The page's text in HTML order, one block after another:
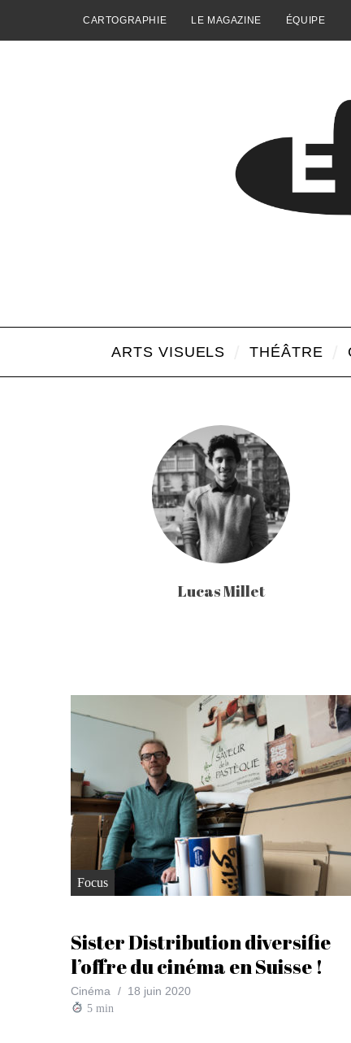
CARTOGRAPHIE LE MAGAZINE ÉQUIPE
ARTS VISUELS THÉÂTRE
Lucas Millet
Focus
Sister Distribution diversifie
l’offre du cinéma en Suisse !
Cinéma 18 juin 2020
5 min